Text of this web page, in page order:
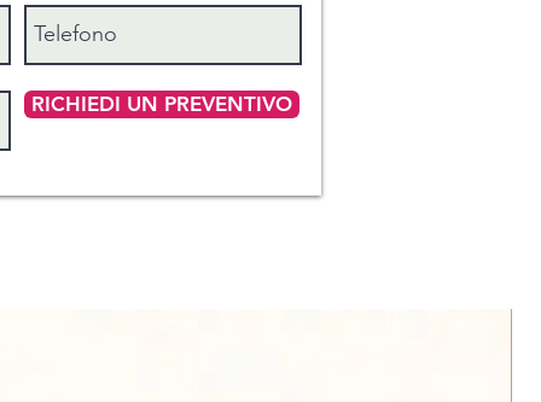
RICHIEDI UN PREVENTIVO